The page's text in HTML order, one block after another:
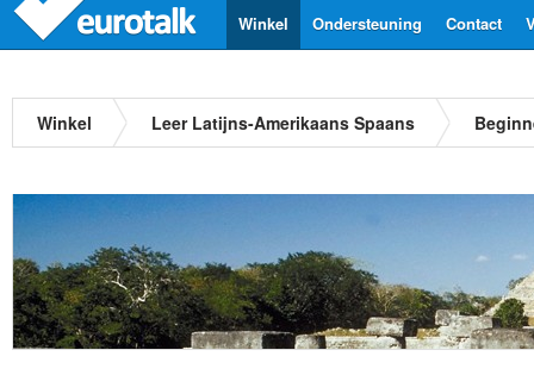
Contact
Ondersteuning
Winkel
Winkel Leer Latijns-Amerikaans Spaans